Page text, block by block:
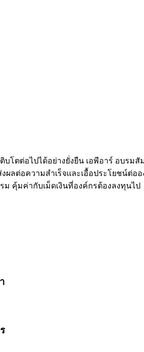
ตต่อไปได้อย่างยั่งยืน เอพีอาร์ อบรมสั
ลต่อความสำเร็จและเอื้อประโยชน์ต่อ
ม คุ้มค่ากับเม็ดเงินที่องค์กรต้องลงทุนไป